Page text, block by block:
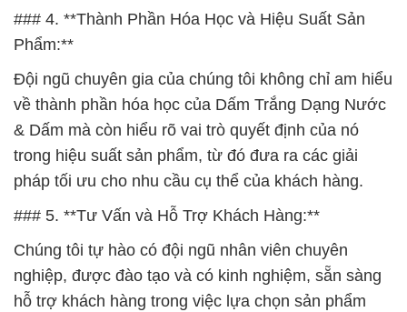
### 4. **Thành Phần Hóa Học và Hiệu Suất Sản
Phẩm:**
Đội ngũ chuyên gia của chúng tôi không chỉ am hiểu
về thành phần hóa học của Dấm Trắng Dạng Nước
& Dấm mà còn hiểu rõ vai trò quyết định của nó
trong hiệu suất sản phẩm, từ đó đưa ra các giải
pháp tối ưu cho nhu cầu cụ thể của khách hàng.
### 5. **Tư Vấn và Hỗ Trợ Khách Hàng:**
Chúng tôi tự hào có đội ngũ nhân viên chuyên
nghiệp, được đào tạo và có kinh nghiệm, sẵn sàng
hỗ trợ khách hàng trong việc lựa chọn sản phẩm